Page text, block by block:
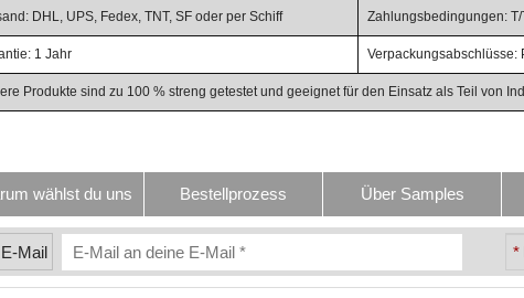
DHL, UPS, Fedex, TNT, SF oder per Schiff Zahlungsbedingungen: T/
1 Jahr Verpackungsabschlüsse:
Produkte sind zu 100 % streng getestet und geeignet für den Einsatz als Teil von
wählst du uns Bestellprozess Über Samples
E-Mail *